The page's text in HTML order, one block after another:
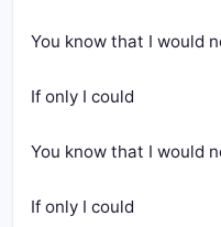
You know that I would
If only I could
You know that I would
If only I could